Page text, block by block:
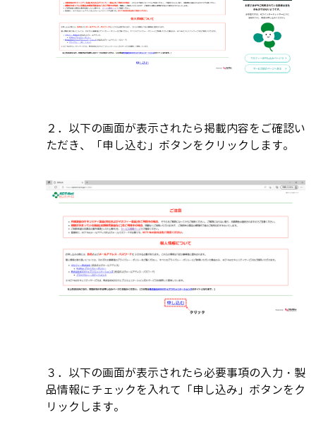
２．以下の画面が表示されたら掲載内容をご確認い
ただき、「申し込む」ボタンをクリックします。
３．以下の画面が表示されたら必要事項の入力・製
品情報にチェックを入れて「申し込み」ボタンをク
リックします。